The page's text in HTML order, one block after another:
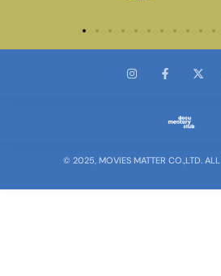
© 2025, MOVIES MATTER CO.,LTD. ALL